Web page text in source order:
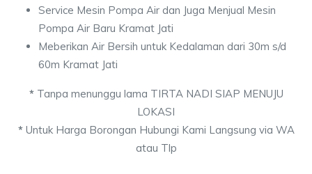
Service Mesin Pompa Air dan Juga Menjual Mesin
Pompa Air Baru Kramat Jati
Meberikan Air Bersih untuk Kedalaman dari 30m s/d
60m Kramat Jati
*Tanpa menunggu lama TIRTA NADI SIAP MENUJU
LOKASI
*Untuk Harga Borongan Hubungi Kami Langsung via WA
atau Tlp